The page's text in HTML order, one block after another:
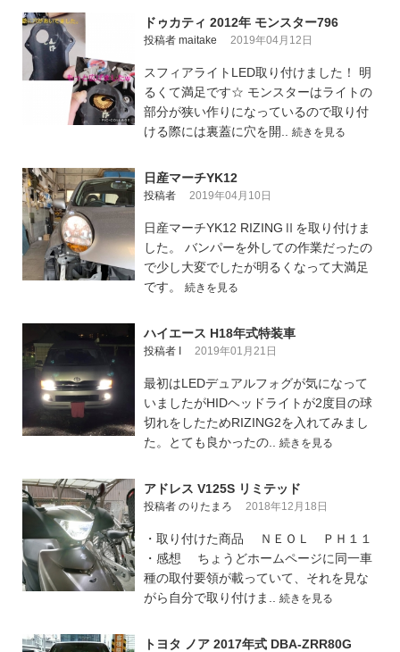
ドゥカティ 2012年 モンスター796
投稿者 maitake 2019年04月12日
スフィアライトLED取り付けました！ 明
るくて満足です☆ モンスターはライトの
部分が狭い作りになっているので取り付
ける際には裏蓋に穴を開.. 続きを見る
日産マーチYK12
投稿者 2019年04月10日
日産マーチYK12 RIZINGⅡを取り付けま
した。 バンパーを外しての作業だったの
で少し大変でしたが明るくなって大満足
です。 続きを見る
ハイエース H18年式特装車
投稿者 I 2019年01月21日
最初はLEDデュアルフォグが気になって
いましたがHIDヘッドライトが2度目の球
切れをしたためRIZING2を入れてみまし
た。とても良かったの.. 続きを見る
アドレス V125S リミテッド
投稿者 のりたまろ 2018年12月18日
・取り付けた商品 ＮＥＯＬ ＰＨ１１
・感想 ちょうどホームページに同一車
種の取付要領が載っていて、それを見な
がら自分で取り付けま.. 続きを見る
トヨタ ノア 2017年式 DBA-ZRR80G